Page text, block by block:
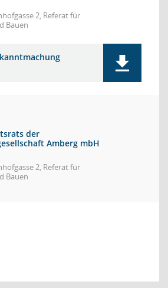
2, Referat für
Bauen
der
Amberg mbH
2, Referat für
Bauen